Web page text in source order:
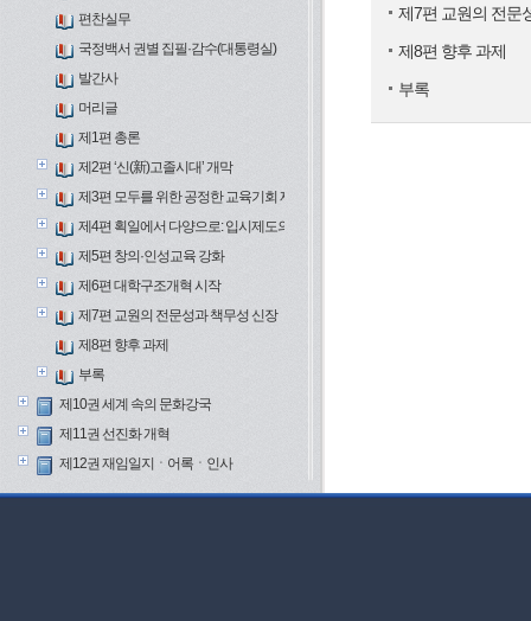
편찬실무
국정백서 권별 집필·감수(대통령실)
발간사
머리글
제1편 총론
제2편 ‘신(新)고졸시대’ 개막
제3편 모두를 위한 공정한 교육기회 제공
제4편 획일에서 다양으로: 입시제도의 변화
제5편 창의·인성교육 강화
제6편 대학구조개혁 시작
제7편 교원의 전문성과 책무성 신장
제8편 향후 과제
부록
제10권 세계 속의 문화강국
제11권 선진화 개혁
제12권 재임일지ㆍ어록ㆍ인사
제7편 교원의 전문
제8편 향후 과제
부록